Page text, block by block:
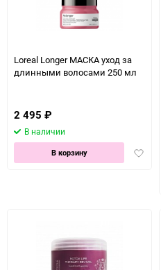
Loreal Longer МАСКА уход за
длинными волосами 250 мл
2 495 ₽
В наличии
В корзину